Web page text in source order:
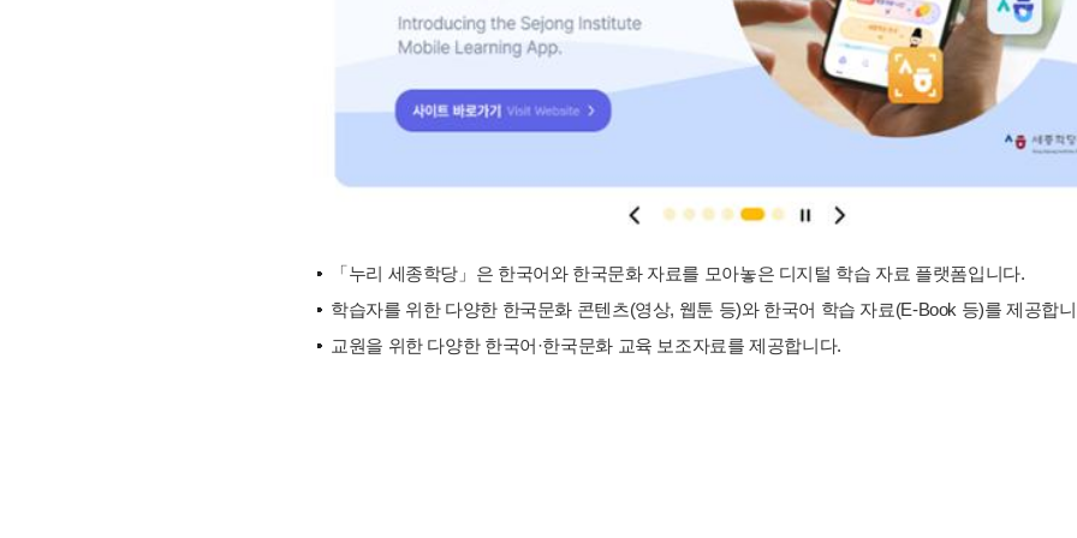
「누리 세종학당」은 한국어와 한국문화 자료를 모아놓은 디지털 학습 자료 플랫폼입니다.
학습자를 위한 다양한 한국문화 콘텐츠(영상, 웹툰 등)와 한국어 학습 자료(E-Book 등)를 제공합
교원을 위한 다양한 한국어·한국문화 교육 보조자료를 제공합니다.